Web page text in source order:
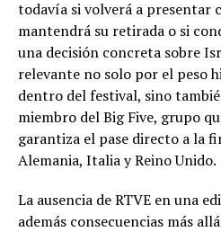
todavía si volverá a presentar
mantendrá su retirada o si
una decisión concreta sobre
relevante no solo por el peso
dentro del festival, sino
miembro del Big Five, grupo
garantiza el pase directo a la
Alemania, Italia y Reino Unido.
La ausencia de RTVE en una
además consecuencias más